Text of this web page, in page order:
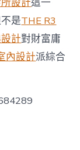
是THE R3
計對財富庸
內設計派綜合